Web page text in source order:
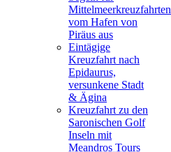
Mittelmeerkreuzfahrten
vom Hafen von
Piräus aus
Eintägige
Kreuzfahrt nach
Epidaurus,
versunkene Stadt
& Ägina
Kreuzfahrt zu den
Saronischen Golf
Inseln mit
Meandros Tours